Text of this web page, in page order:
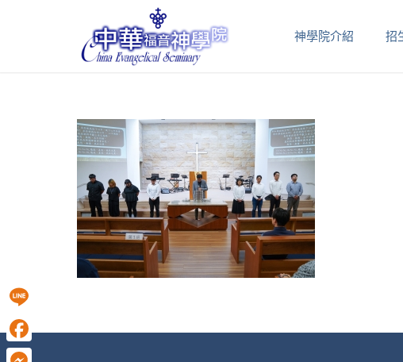
神學院介紹 招
Line
Facebook